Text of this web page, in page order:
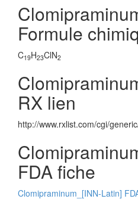
Formule
C19H23ClN2
RX lien
http://www.rxlist.com/cgi/
FDA fiche
Clomipraminum_[INN-Latin]